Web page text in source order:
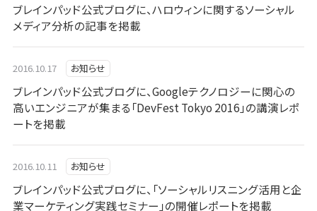
ブレインパッド公式ブログに、ハロウィンに関するソーシャル
メディア分析の記事を掲載
2016.10.17 お知らせ
ブレインパッド公式ブログに、Googleテクノロジーに関心の
高いエンジニアが集まる「DevFest Tokyo 2016」の講演レポ
ートを掲載
2016.10.11 お知らせ
ブレインパッド公式ブログに、「ソーシャルリスニング活用と企
業マーケティング実践セミナー」の開催レポートを掲載